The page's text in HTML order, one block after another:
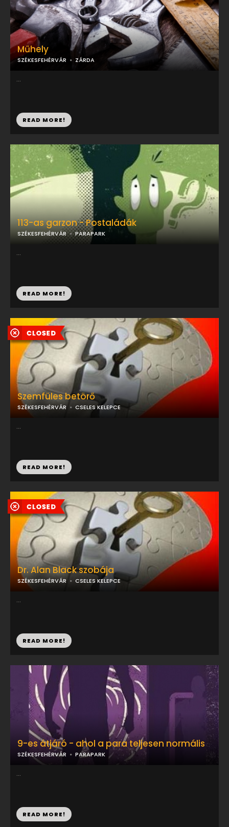
113-as garzon - Postaládák
SZÉKESFEHÉRVÁR PARAPARK
...
READ MORE!
Dr. Alan Black szobája
SZÉKESFEHÉRVÁR CSELES KELEPCE
...
READ MORE!
Műhely
SZÉKESFEHÉRVÁR ZÁRDA
...
READ MORE!
Szemfüles betörő
SZÉKESFEHÉRVÁR CSELES KELEPCE
...
READ MORE!
9-es átjáró - ahol a para teljesen normális
SZÉKESFEHÉRVÁR PARAPARK
...
READ MORE!